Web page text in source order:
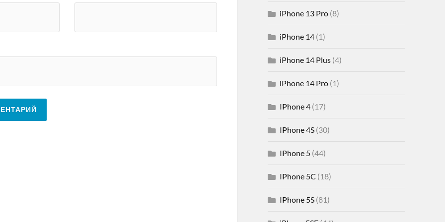
iPhone 13 Pro(8)
iPhone 14(1)
iPhone 14 Plus(4)
iPhone 14 Pro(1)
IPhone 4(17)
IPhone 4S(30)
IPhone 5(44)
IPhone 5C (18)
IPhone 5S(81)